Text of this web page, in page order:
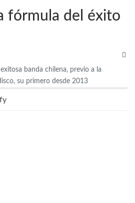
fórmula del éxito
banda chilena, previo a la
su primero desde 2013